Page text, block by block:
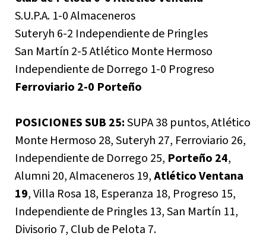
S.U.P.A. 1-0 Almaceneros
Suteryh 6-2 Independiente de Pringles
San Martín 2-5 Atlético Monte Hermoso
Independiente de Dorrego 1-0 Progreso
Ferroviario 2-0 Porteño
POSICIONES SUB 25:SUPA 38 puntos, Atlético
Monte Hermoso 28, Suteryh 27, Ferroviario 26,
Independiente de Dorrego 25, Porteño 24,
Alumni 20, Almaceneros 19,Atlético Ventana
19, Villa Rosa 18, Esperanza 18, Progreso 15,
Independiente de Pringles 13, San Martín 11,
Divisorio 7, Club de Pelota 7.